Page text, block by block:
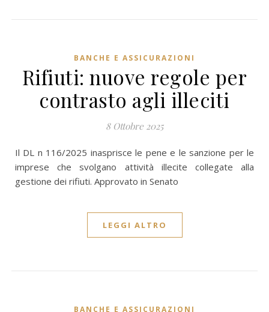
BANCHE E ASSICURAZIONI
Rifiuti: nuove regole per
contrasto agli illeciti
8 Ottobre 2025
Il DL n 116/2025 inasprisce le pene e le sanzione per le
imprese che svolgano attività illecite collegate alla
gestione dei rifiuti. Approvato in Senato
LEGGI ALTRO
BANCHE E ASSICURAZIONI